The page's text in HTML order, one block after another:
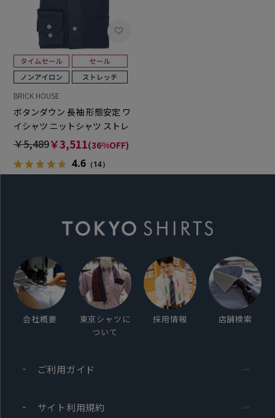
BRICK HOUSE
ボタンダウン 長袖 形態安定 ワ
イシャツ ニットシャツ ストレ
ッチ （使用素材：東レ
FIELDSENSOR(R)秒乾(R)）
￥5,489￥3,511(36%OFF)
4.6（14）
会社概要
東京シャツに
ついて
採用情報 店舗検索
ご利用ガイド
サイト利用規約